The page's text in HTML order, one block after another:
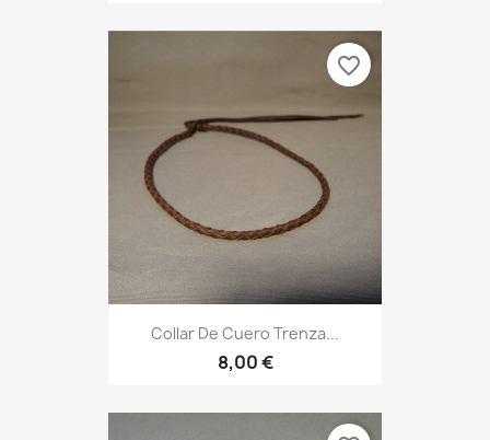
Collar De Cuero Trenza...
8,00 €
favorite_border